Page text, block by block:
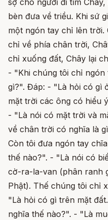
bèn đưa về triều. Khi sứ
một ngón tay chỉ lên trời.
chỉ về phía chân trời,
chỉ xuống đất, Chây lại
- "Khi chúng tôi chỉ
gì?". Đáp: - "Là hỏi có gì
mặt trời các ông có hiểu
- "Là nói có mặt trời và
về chân trời có nghĩa là
Còn tôi đưa ngón tay
thế nào?". - "Là nói có
cờ-ra-la-van (phân ranh
Phật). Thế chúng tôi chỉ
"Là hỏi có gì trên mặt
nghĩa thế nào?". - "Là